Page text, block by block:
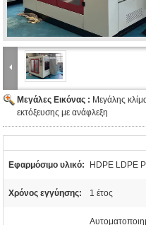
Μεγάλες Εικόνας : Μεγάλης
εκτόξευσης με ανάφλεξη
Εφαρμόσιμο υλικό: HDPE LDPE
Χρόνος εγγύησης: 1 έτος